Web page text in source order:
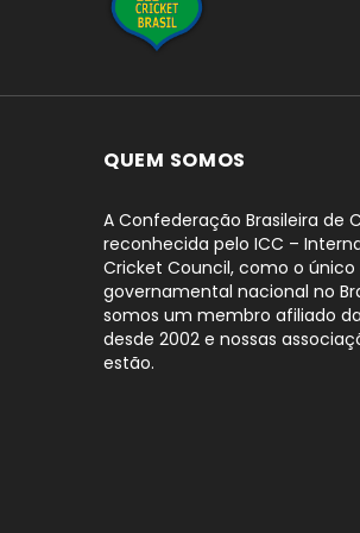
QUEM SOMOS
A Confederação Brasileira de
reconhecida pelo ICC –
Cricket Council, como o único
governamental nacional no
somos um membro afiliado
desde 2002 e nossas
estão.